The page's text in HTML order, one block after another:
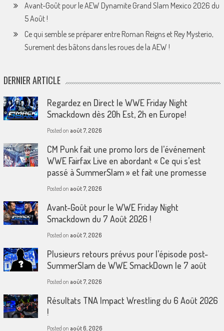
Avant-Goût pour le AEW Dynamite Grand Slam Mexico 2026 du
5 Août !
Ce qui semble se préparer entre Roman Reigns et Rey Mysterio,
Surement des bâtons dans les roues de la AEW !
DERNIER ARTICLE
Regardez en Direct le WWE Friday Night
Smackdown dès 20h Est, 2h en Europe!
Posted on août 7, 2026
CM Punk fait une promo lors de l’événement
WWE Fairfax Live en abordant « Ce qui s’est
passé à SummerSlam » et fait une promesse
Posted on août 7, 2026
Avant-Goût pour le WWE Friday Night
Smackdown du 7 Août 2026 !
Posted on août 7, 2026
Plusieurs retours prévus pour l’épisode post-
SummerSlam de WWE SmackDown le 7 août
Posted on août 7, 2026
Résultats TNA Impact Wrestling du 6 Août 2026
!
Posted on août 6, 2026